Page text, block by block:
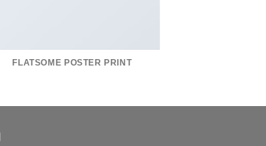
FLATSOME POSTER PRINT